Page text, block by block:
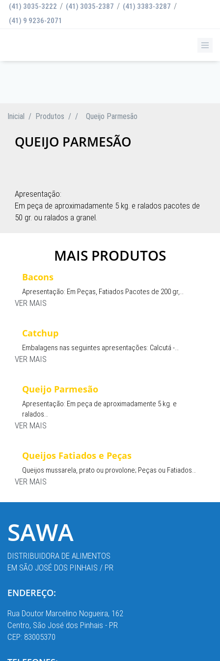
(41) 3035-3222 / (41) 3035-2387 / (41) 3383-3287 /
(41) 9 9236-2071
Inicial / Produtos / / Queijo Parmesão
QUEIJO PARMESÃO
Apresentação:
Em peça de aproximadamente 5 kg. e ralados pacotes de
50 gr. ou ralados a granel.
MAIS PRODUTOS
Bacons
Apresentação: Em Peças, Fatiados Pacotes de 200 gr,…
VER MAIS
Catchup
Embalagens nas seguintes apresentações: Calcutá -…
VER MAIS
Queijo Parmesão
Apresentação: Em peça de aproximadamente 5 kg. e
ralados…
VER MAIS
Queijos Fatiados e Peças
Queijos mussarela, prato ou provolone; Peças ou Fatiados…
VER MAIS
SAWA
DISTRIBUIDORA DE ALIMENTOS
EM SÃO JOSÉ DOS PINHAIS / PR
ENDEREÇO:
Rua Doutor Marcelino Nogueira, 162
Centro, São José dos Pinhais - PR
CEP: 83005370